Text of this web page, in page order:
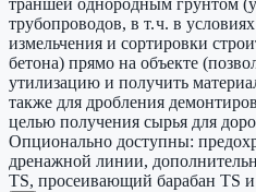
траншей однородным грунтом
трубопроводов, в т. ч. в
измельчения и сортировки
бетона) прямо на объекте
утилизацию и получить
также для дробления
целью получения сырья для
Опционально доступны:
дренажной линии,
TS, просеивающий барабан TS